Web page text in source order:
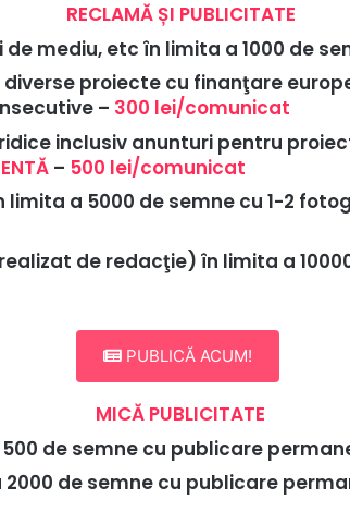
RECLAMĂ ȘI PUBLICITATE
mediu, etc în limita a 1000 de
proiecte cu finanţare
– 300 lei/comunicat
inclusiv anunturi pentru
– 500 lei/comunicat
a 5000 de semne cu 1-2
de redacţie) în limita a
PUBLICĂ ACUM!
MICĂ PUBLICITATE
de semne cu publicare
de semne cu publicare